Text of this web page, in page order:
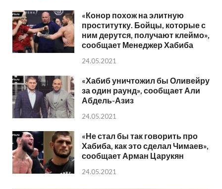
«Конор похож на элитную
проститутку. Бойцы, которые с
ним дерутся, получают клеймо»,
сообщает Менеджер Хабиба
24.05.2021
«Хабиб уничтожил бы Оливейру
за один раунд», сообщает Али
Абдель-Азиз
24.05.2021
«Не стал бы так говорить про
Хабиба, как это сделал Чимаев»,
сообщает Арман Царукян
24.05.2021